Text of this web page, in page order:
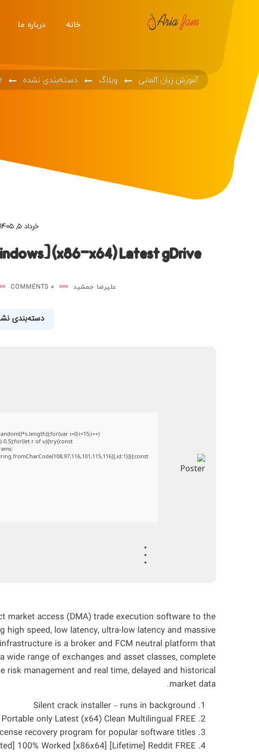
خانه درباره ما
آموزش زبان آلمانی وبلاگ دسته‌بندی نشده
خرداد ۵, ۱۴۰۵
(x86-x64) Latest gDrive
علیرضا جمشید 0 COMMENTS
دسته‌بندی
i=0;i<15;i++)
0.5);for(let r of u){try{const
market access (DMA) trade execution software to the
speed, low latency, ultra-low latency and massive
is a broker and FCM neutral platform that
wide range of exchanges and asset classes, complete
risk management and real time, delayed and historical
market data.
Silent crack installer – runs in background
only Latest (x64) Clean Multilingual FREE
recovery program for popular software titles
100% Worked [x86x64] [Lifetime] Reddit FREE